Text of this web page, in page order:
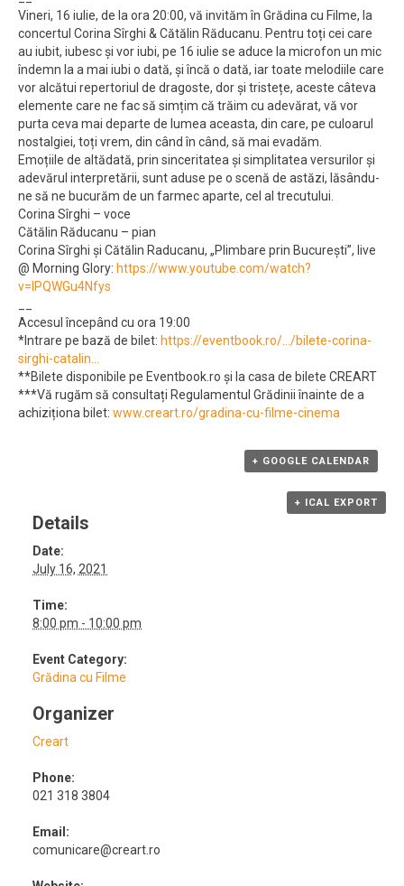
Vineri, 16 iulie, de la ora 20:00, vă invităm în Grădina cu Filme, la
concertul Corina Sîrghi & Cătălin Răducanu. Pentru toți cei care
au iubit, iubesc și vor iubi, pe 16 iulie se aduce la microfon un mic
îndemn la a mai iubi o dată, și încă o dată, iar toate melodiile care
vor alcătui repertoriul de dragoste, dor și tristețe, aceste câteva
elemente care ne fac să simțim că trăim cu adevărat, vă vor
purta ceva mai departe de lumea aceasta, din care, pe culoarul
nostalgiei, toți vrem, din când în când, să mai evadăm.
Emoțiile de altădată, prin sinceritatea și simplitatea versurilor și
adevărul interpretării, sunt aduse pe o scenă de astăzi, lăsându-
ne să ne bucurăm de un farmec aparte, cel al trecutului.
Corina Sîrghi – voce
Cătălin Răducanu – pian
Corina Sîrghi și Cătălin Raducanu, „Plimbare prin București”, live
@ Morning Glory: https://www.youtube.com/watch?
v=IPQWGu4Nfys
Accesul începând cu ora 19:00
*Intrare pe bază de bilet: https://eventbook.ro/…/bilete-corina-
sirghi-catalin…
**Bilete disponibile pe Eventbook.ro și la casa de bilete CREART
***Vă rugăm să consultați Regulamentul Grădinii înainte de a
achiziționa bilet: www.creart.ro/gradina-cu-filme-cinema
+ GOOGLE CALENDAR
+ ICAL EXPORT
Details
Date:
July 16, 2021
Time:
8:00 pm - 10:00 pm
Event Category:
Grădina cu Filme
Organizer
Creart
Phone:
021 318 3804
Email:
comunicare@creart.ro